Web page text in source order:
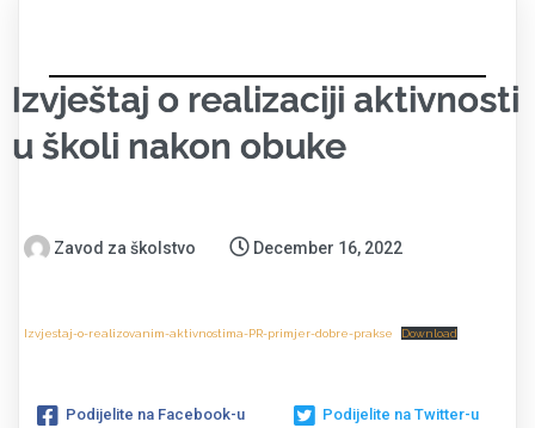
Izvještaj o realizaciji aktivnosti
u školi nakon obuke
Zavod za školstvo December 16, 2022
Izvjestaj-o-realizovanim-aktivnostima-PR-primjer-dobre-prakse Download
Podijelite na Facebook-u Podijelite na Twitter-u